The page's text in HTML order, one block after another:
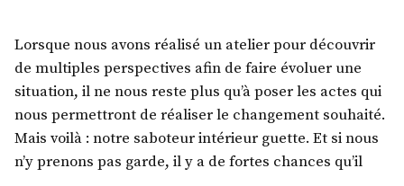
Lorsque nous avons réalisé un atelier pour découvrir
de multiples perspectives afin de faire évoluer une
situation, il ne nous reste plus qu’à poser les actes qui
nous permettront de réaliser le changement souhaité.
Mais voilà : notre saboteur intérieur guette. Et si nous
n’y prenons pas garde, il y a de fortes chances qu’il